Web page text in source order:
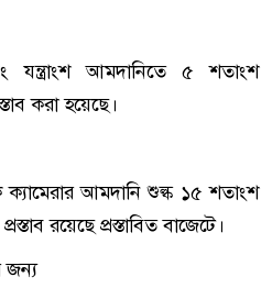
যন্ত্রাংশ আমদানিতে ৫ শতাংশ
করা হয়েছে।
ক্যামেরার আমদানি শুল্ক ১৫ শতাংশ
রয়েছে প্রস্তাবিত বাজেটে।
জন্য